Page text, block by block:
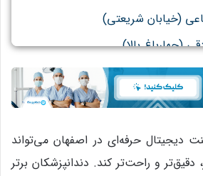
(خیابان شریعتی)
(چهارباغ بالا)
دیجیتال حرفه‌ای در اصفهان می‌تواند
دقیق‌تر و راحت‌تر کند. دندانپزشکان برتر